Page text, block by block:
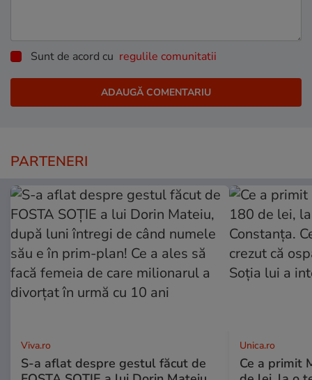
Sunt de acord cu regulile comunitatii
PARTENERI
Viva.ro
S-a aflat despre gestul făcut de
Unica.ro
Ce a primit